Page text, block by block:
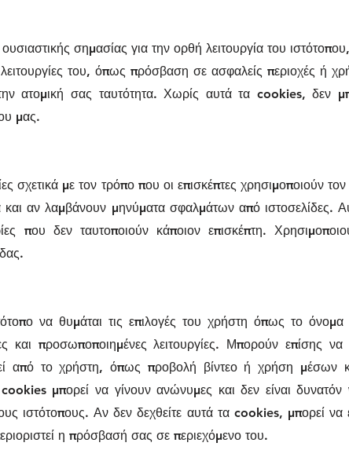
σημασίας για την ορθή λειτουργία του
λειτουργίες του, όπως πρόσβαση σε ασφαλείς περιοχές ή
ατομική σας ταυτότητα. Χωρίς αυτά τα cookies, δεν
μας.
με τον τρόπο που οι επισκέπτες χρησιμοποιούν τον
και αν λαμβάνουν μηνύματα σφαλμάτων από ιστοσελίδες.
που δεν ταυτοποιούν κάποιον επισκέπτη.
να θυμάται τις επιλογές του χρήστη όπως το
και προσωποποιημένες λειτουργίες. Μπορούν επίσης να
από το χρήστη, όπως προβολή βίντεο ή χρήση μέσων
μπορεί να γίνουν ανώνυμες και δεν είναι
ιστότοπους. Αν δεν δεχθείτε αυτά τα cookies, μπορεί να
η πρόσβασή σας σε περιεχόμενο του.